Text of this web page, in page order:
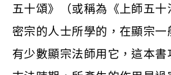
五十頌》（或稱為《上師五
密宗的人士所學的，在顯宗一
有少數顯宗法師用它，這本